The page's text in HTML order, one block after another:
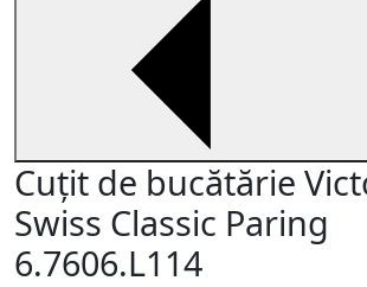
Cuțit de bucătărie
Swiss Classic Paring
6.7606.L114